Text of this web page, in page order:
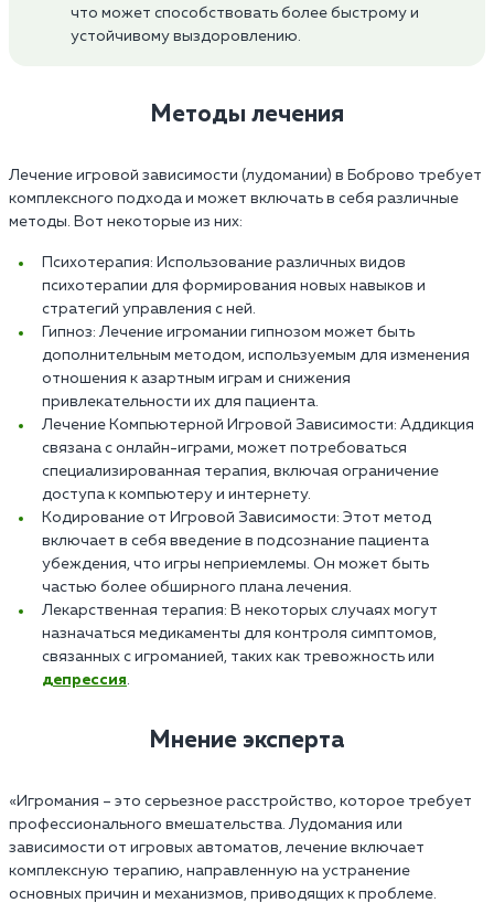
что может способствовать более быстрому и
устойчивому выздоровлению.
Методы лечения
Лечение игровой зависимости (лудомании) в Боброво требует
комплексного подхода и может включать в себя различные
методы. Вот некоторые из них:
Психотерапия: Использование различных видов
психотерапии для формирования новых навыков и
стратегий управления с ней.
Гипноз: Лечение игромании гипнозом может быть
дополнительным методом, используемым для изменения
отношения к азартным играм и снижения
привлекательности их для пациента.
Лечение Компьютерной Игровой Зависимости: Аддикция
связана с онлайн-играми, может потребоваться
специализированная терапия, включая ограничение
доступа к компьютеру и интернету.
Кодирование от Игровой Зависимости: Этот метод
включает в себя введение в подсознание пациента
убеждения, что игры неприемлемы. Он может быть
частью более обширного плана лечения.
Лекарственная терапия: В некоторых случаях могут
назначаться медикаменты для контроля симптомов,
связанных с игроманией, таких как тревожность или
депрессия.
Мнение эксперта
«Игромания – это серьезное расстройство, которое требует
профессионального вмешательства. Лудомания или
зависимости от игровых автоматов, лечение включает
комплексную терапию, направленную на устранение
основных причин и механизмов, приводящих к проблеме.